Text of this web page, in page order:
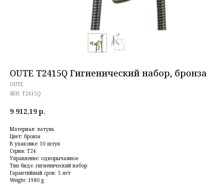
OUTE T2415Q Гигиенический набор, бронза
OUTE
SKU: T2415Q
9 912,19 р.
Материал: латунь
Цвет: бронза
В упаковке: 10 штук
Серия: T24
Управление: однорычажное
Тип биде: гигиенический набор
Гарантийный срок: 5 лет
Weight: 1980 g